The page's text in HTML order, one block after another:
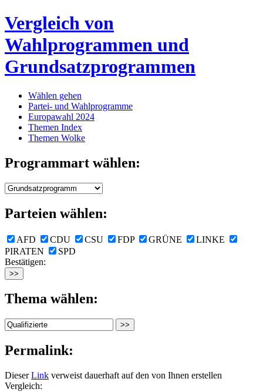
Vergleich von
Wahlprogrammen und
Grundsatzprogrammen
Wählen gehen
Partei- und Wahlprogramme
Europawahl 2024
Themen Index
Themen Wolke
Programmart wählen:
Parteien wählen:
AFD CDU CSU FDP GRÜNE
LINKE
PIRATEN
SPD
Bestätigen:
Thema wählen:
Permalink:
DieserLink verweist dauerhaft auf den von Ihnen erstellen
Vergleich: